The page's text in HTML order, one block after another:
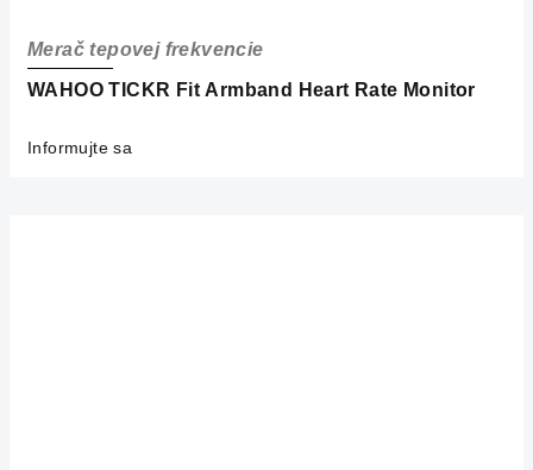
WAHOO TICKR Fit Armband Heart Rate Monitor
Merač tepovej frekvencie
Informujte sa